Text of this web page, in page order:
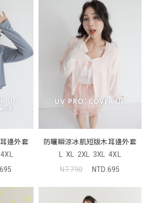
邊外套
4XL
防曬瞬涼冰肌短版木耳邊外套
L XL 2XL 3XL 4XL
NT.790
NTD.695